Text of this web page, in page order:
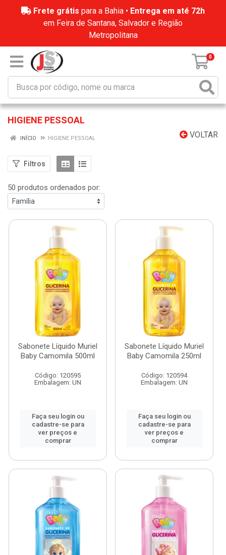
Frete grátis para a Bahia • Entrega em até 72h
em Feira de Santana, Salvador e Região
Metropolitana
0
HIGIENE PESSOAL
VOLTAR
INÍCIO HIGIENE PESSOAL
Filtros
50 produtos ordenados por:
Sabonete Líquido Muriel
Baby Camomila 500ml
Código: 120595
Embalagem: UN
Faça seu login ou
cadastre-se para
ver preços e
comprar
Sabonete Líquido Muriel
Baby Camomila 250ml
Código: 120594
Embalagem: UN
Faça seu login ou
cadastre-se para
ver preços e
comprar